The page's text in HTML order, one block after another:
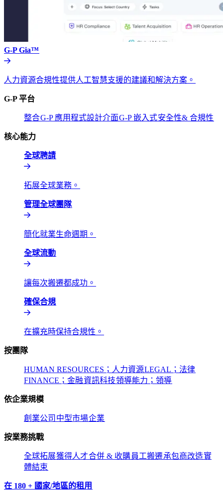
G-P Gia™​​
人力資源合規性提供人工智慧支援的建議和解決方案。​​
G-P 平台​​
整合​​G-P 應用程式設計介面​​G-P 嵌入式​​安全性& 合規性​​
核心能力​​
全球聘請​​
拓展全球業務。​​
管理全球團隊​​
簡化就業生命週期。​​
全球流動​​
讓每次搬遷都成功。​​
確保合規​​
在擴充時保持合規性。​​
按團隊​​
HUMAN RESOURCES；人力資源​​LEGAL；法律​​
FINANCE；金融​​資訊科技​​領導能力；領導​​
依企業規模​​
創業公司​​ 中型市場​​企業​​
按業務挑戰​​
全球拓展​​獲得人才​​合併 & 收購​​員工搬遷​​承包商改造​​實
體結束​​
在 180 + 國家/地區的租用​​